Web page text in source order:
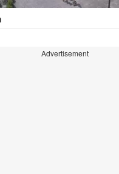
Advertisement